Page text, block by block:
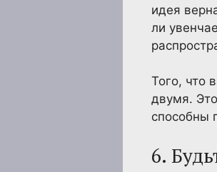
идея
ли
Того, что
двумя.
способны
6.